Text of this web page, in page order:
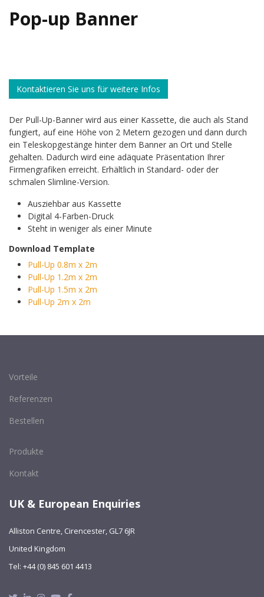
Pop-up Banner
Kontaktieren Sie uns für weitere Infos
Der Pull-Up-Banner wird aus einer Kassette, die auch als Stand
fungiert, auf eine Höhe von 2 Metern gezogen und dann durch
ein Teleskopgestänge hinter dem Banner an Ort und Stelle
gehalten. Dadurch wird eine adäquate Präsentation Ihrer
Firmengrafiken erreicht. Erhältlich in Standard- oder der
schmalen Slimline-Version.
Ausziehbar aus Kassette
Digital 4-Farben-Druck
Steht in weniger als einer Minute
Download Template
Pull-Up 0.8m x 2m
Pull-Up 1.2m x 2m
Pull-Up 1.5m x 2m
Pull-Up 2m x 2m
Vorteile
Referenzen
Bestellen
Produkte
Kontakt
UK & European Enquiries
Alliston Centre, Cirencester, GL7 6JR
United Kingdom
Tel: +44 (0) 845 601 4413